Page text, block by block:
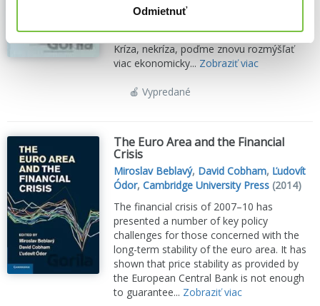
Odmietnuť
Bankovej rady NBS s kresbami Shootyho.
Kríza, nekríza, poďme znovu rozmýšľať
viac ekonomicky... Zobraziť viac
🍎 Vypredané
The Euro Area and the Financial
Crisis
Miroslav Beblavý, David Cobham, Ľudovít
Ódor,Cambridge University Press (2014)
The financial crisis of 2007–10 has
presented a number of key policy
challenges for those concerned with the
long-term stability of the euro area. It has
shown that price stability as provided by
the European Central Bank is not enough
to guarantee... Zobraziť viac